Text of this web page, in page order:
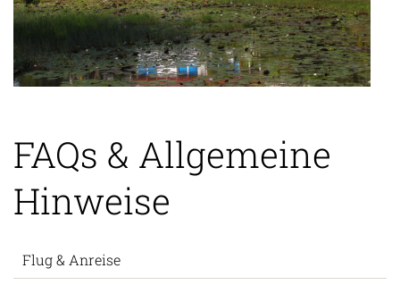
FAQs & Allgemeine
Hinweise
Flug & Anreise